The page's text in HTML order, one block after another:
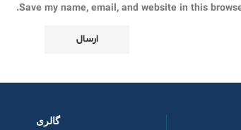
Save my name, email, and website in this
گالری